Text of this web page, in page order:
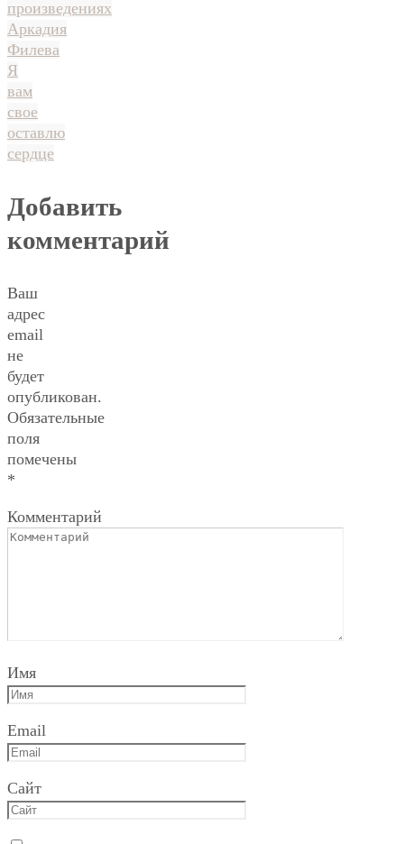
произведениях
Аркадия
Филева
Я
вам
свое
оставлю
сердце
Добавить
комментарий
Ваш
адрес
email
не
будет
опубликован.
Обязательные
поля
помечены
*
Комментарий
Имя
Email
Сайт